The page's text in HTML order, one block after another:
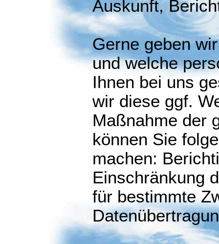
Auskunft,
Gerne geben
und welche
Ihnen bei uns
wir diese ggf.
Maßnahme der
können Sie
machen:
Einschränkung
für bestimmte